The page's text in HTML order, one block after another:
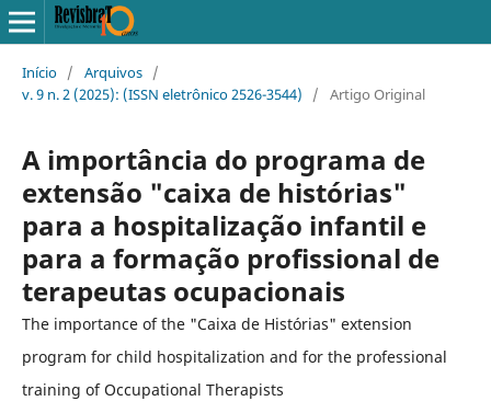
Início / Arquivos /
v. 9 n. 2 (2025): (ISSN eletrônico 2526-3544)
/ Artigo Original
A importância do programa de
extensão "caixa de histórias"
para a hospitalização infantil e
para a formação profissional de
terapeutas ocupacionais
The importance of the "Caixa de Histórias" extension
program for child hospitalization and for the professional
training of Occupational Therapists